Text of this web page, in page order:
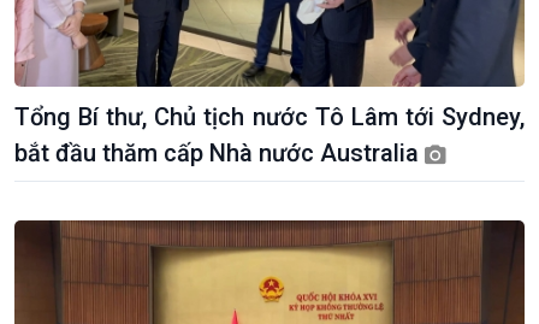
Tổng Bí thư, Chủ tịch nước Tô Lâm tới Sydney,
bắt đầu thăm cấp Nhà nước Australia